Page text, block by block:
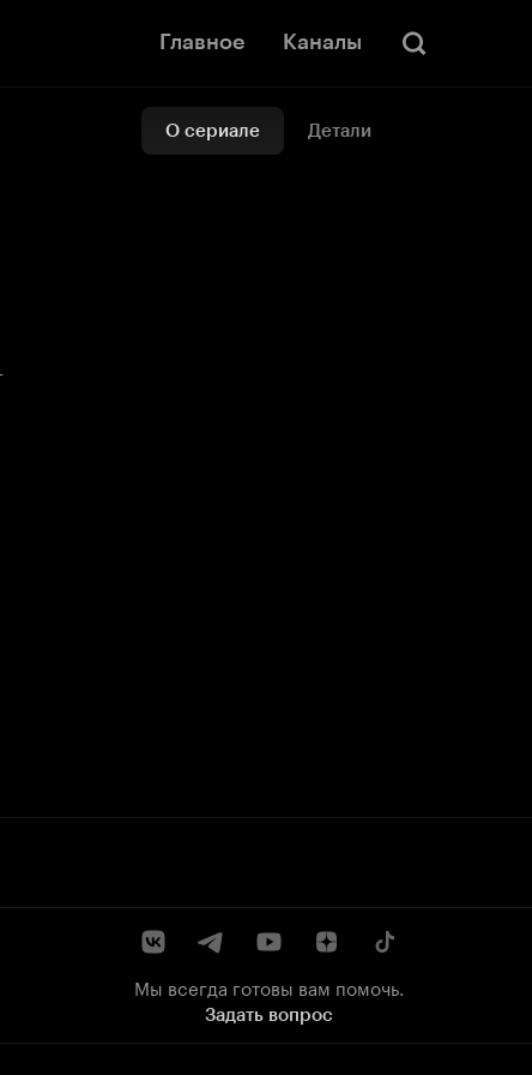
Главное Каналы
О сериале Детали
Мы всегда готовы вам помочь.
Задать вопрос